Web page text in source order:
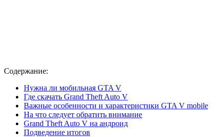
Содержание:
Нужна ли мобильная GTA V
Где скачать Grand Theft Auto V
Важные особенности и характеристики GTA V mobile
На что следует обратить внимание
Grand Theft Auto V на андроид
Подведение итогов